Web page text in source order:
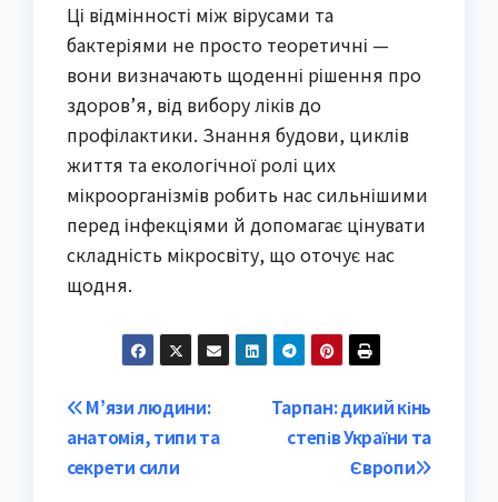
Ці відмінності між вірусами та
бактеріями не просто теоретичні —
вони визначають щоденні рішення про
здоров’я, від вибору ліків до
профілактики. Знання будови, циклів
життя та екологічної ролі цих
мікроорганізмів робить нас сильнішими
перед інфекціями й допомагає цінувати
складність мікросвіту, що оточує нас
щодня.
Post
navigation
Тарпан: дикий кінь
степів України та
Європи
М’язи людини:
анатомія, типи та
секрети сили